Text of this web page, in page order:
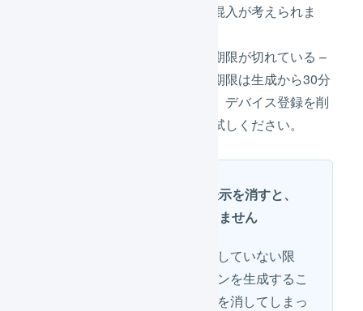
字の誤入力やスペースの混入が考えられま
アクセストークンの有効期限が切れている –
アクセストークンの有効期限は生成から30分
です。超過している場合、デバイス登録を削
をお試しください。
アクセストークンの表示を消すと、
再表示することはできません
そのかわり、利用枠が充足していない限
り、何度もアクセストークンを生成するこ
とが可能です。誤って表示を消してしまっ